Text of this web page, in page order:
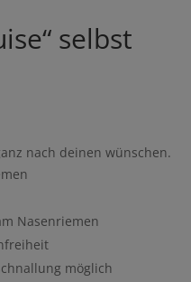
selbst
nach deinen wünschen.
Nasenriemen
möglich